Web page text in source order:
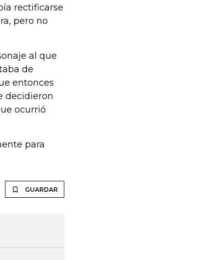
rectificarse
pero no
al que
de
entonces
decidieron
ocurrió
para
GUARDAR